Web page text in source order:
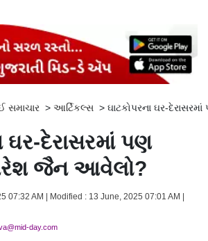
સમાચાર > આર્ટિકલ્સ > ઘાટકોપરના ઘર-
ઘર-દેરાસરમાં પણ
નરેશ જૈન આવેલો?
07:32 AM | Modified : 13 June, 2025 07:01 AM |
day.com